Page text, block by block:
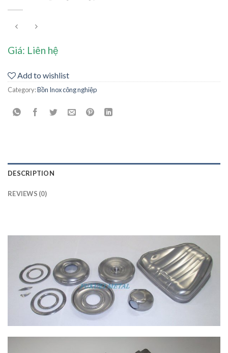
Giá: Liên hệ
Add to wishlist
Category:Bồn Inox công nghiệp
DESCRIPTION
REVIEWS (0)